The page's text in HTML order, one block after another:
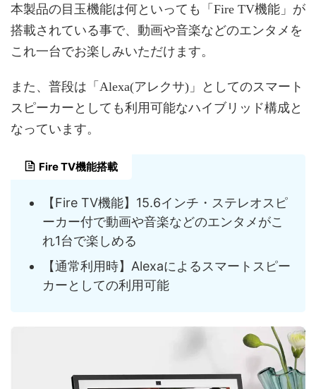
本製品の目玉機能は何といっても「Fire TV機能」が
搭載されている事で、動画や音楽などのエンタメを
これ一台でお楽しみいただけます。
また、普段は「Alexa(アレクサ)」としてのスマート
スピーカーとしても利用可能なハイブリッド構成と
なっています。
Fire TV機能搭載
【Fire TV機能】15.6インチ・ステレオスピ
ーカー付で動画や音楽などのエンタメがこ
れ1台で楽しめる
【通常利用時】Alexaによるスマートスピー
カーとしての利用可能